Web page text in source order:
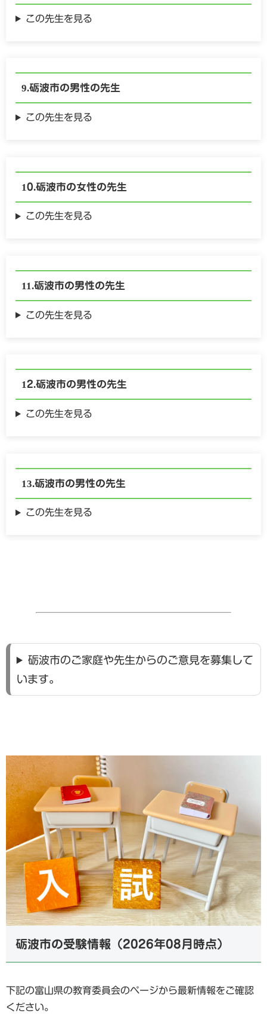
この先生を見る
砺波市の男性の先生
この先生を見る
砺波市の女性の先生
この先生を見る
砺波市の男性の先生
この先生を見る
砺波市の男性の先生
この先生を見る
砺波市の男性の先生
この先生を見る
砺波市のご家庭や先生からのご意見を募集して
います。
砺波市の受験情報（2026年08月時点）
下記の富山県の教育委員会のページから最新情報をご確認
ください。